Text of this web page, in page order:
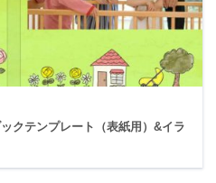
クテンプレート（表紙用）&イラ